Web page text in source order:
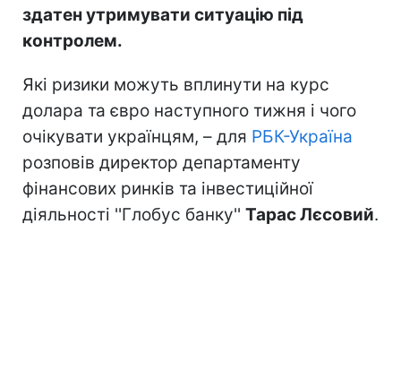
здатен утримувати ситуацію під
контролем.
Які ризики можуть вплинути на курс
долара та євро наступного тижня і чого
очікувати українцям, – для РБК-Україна
розповів директор департаменту
фінансових ринків та інвестиційної
діяльності ''Глобус банку'' Тарас Лєсовий.